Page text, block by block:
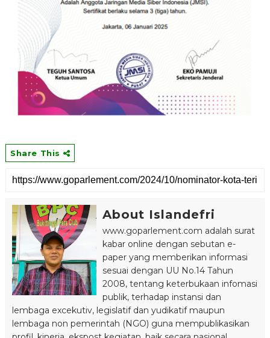
Share This
About Islandefri
www.goparlement.com adalah surat
kabar online dengan sebutan e-
paper yang memberikan informasi
sesuai dengan UU No.14 Tahun
2008, tentang keterbukaan infomasi
publik, terhadap instansi dan
lembaga excekutiv, legislatif dan yudikatif maupun
lembaga non pemerintah (NGO) guna mempublikasikan